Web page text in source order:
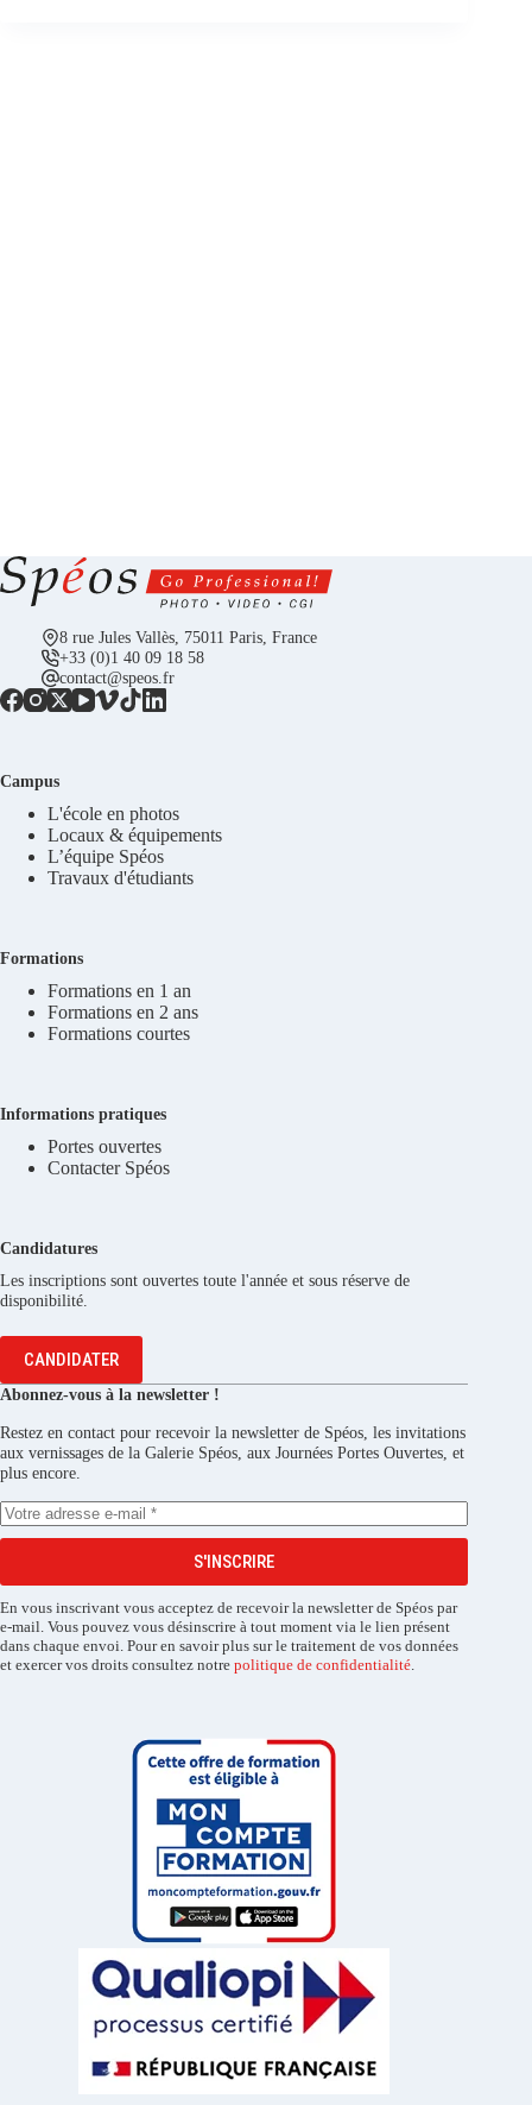
8 rue Jules Vallès, 75011 Paris, France
+33 (0)1 40 09 18 58
contact@speos.fr
Campus
L'école en photos
Locaux & équipements
L’équipe Spéos
Travaux d'étudiants
Formations
Formations en 1 an
Formations en 2 ans
Formations courtes
Informations pratiques
Portes ouvertes
Contacter Spéos
Candidatures
Les inscriptions sont ouvertes toute l'année et sous réserve de
disponibilité.
CANDIDATER
Abonnez-vous à la newsletter !
Restez en contact pour recevoir la newsletter de Spéos, les invitations
aux vernissages de la Galerie Spéos, aux Journées Portes Ouvertes, et
plus encore.
S'INSCRIRE
En vous inscrivant vous acceptez de recevoir la newsletter de Spéos par
e-mail. Vous pouvez vous désinscrire à tout moment via le lien présent
dans chaque envoi. Pour en savoir plus sur le traitement de vos données
et exercer vos droits consultez notre politique de confidentialité.